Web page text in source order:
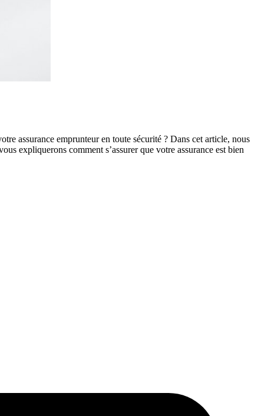
assurance emprunteur en toute sécurité ? Dans cet article, nous
expliquerons comment s’assurer que votre assurance est bien